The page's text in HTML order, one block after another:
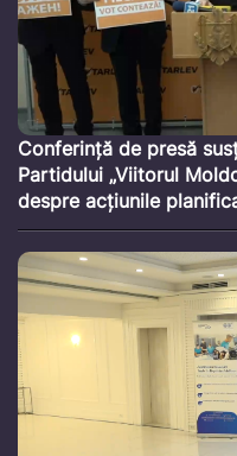
Conferință de presă
Partidului „Viitorul
despre acțiunile